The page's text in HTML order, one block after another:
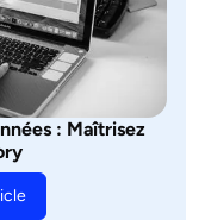
: Maîtrisez